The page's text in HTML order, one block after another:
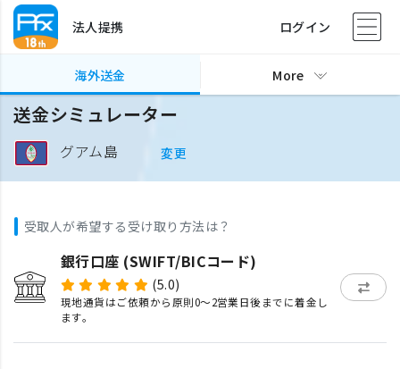
法人提携 ログイン
海外送金 More
送金シミュレーター
グアム島 変更
受取人が希望する受け取り方法は？
銀行口座 (SWIFT/BICコード)
(5.0)
現地通貨はご依頼から原則0〜2営業日後までに着金し
ます。